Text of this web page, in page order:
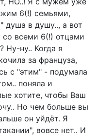
6(!) семьями,
душа в душу.., а вот
со всеми 6(!) отцами
Ну-ну.. Когда я
за француза,
с "этим" - подумала
поняла и
хотите, чтобы Ваш
Но чем больше вы
он уйдёт. Я
вовсе нет.. И